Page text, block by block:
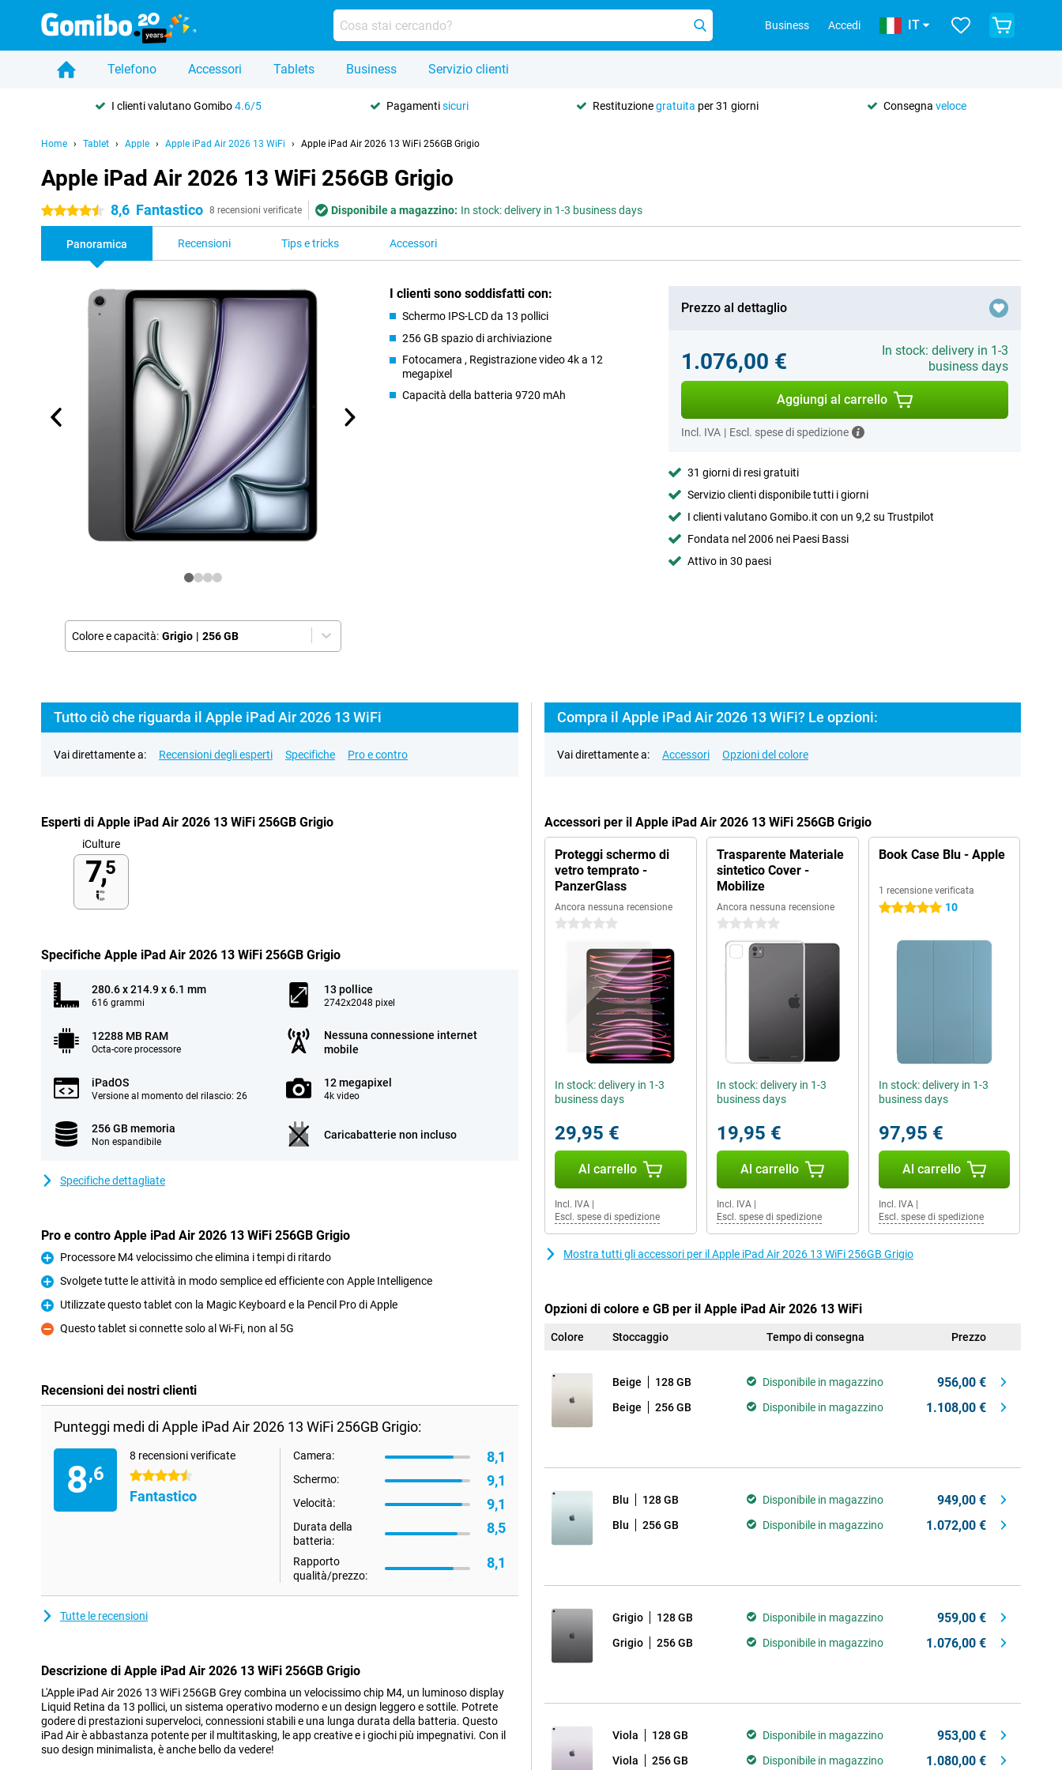
Business Accedi IT
Telefono Accessori Tablets Business Servizio clienti
I clienti valutano Gomibo4.6/5 Pagamentisicuri Restituzionegratuita per 31 giorni Consegnaveloce
Home Tablet Apple Apple iPad Air 2026 13 WiFi Apple iPad Air 2026 13 WiFi 256GB Grigio
Apple iPad Air 2026 13 WiFi 256GB Grigio
4.5 stelle 8,6 Fantastico 8 recensioni verificate Disponibile a magazzino: In stock: delivery in 1-3 business days
Panoramica Recensioni Tips e tricks Accessori
Colore e capacità: Grigio | 256 GB
I clienti sono soddisfatti con:
Schermo IPS-LCD da 13 pollici
256 GB spazio di archiviazione
Fotocamera , Registrazione video 4k a 12
megapixel
Capacità della batteria 9720 mAh
Prezzo al dettaglio
1.076,00 €
In stock: delivery in 1-3
business days
Aggiungi al carrello
Incl. IVA | Escl. spese di spedizione
31 giorni di resi gratuiti
Servizio clienti disponibile tutti i giorni
I clienti valutano Gomibo.it con un 9,2 su Trustpilot
Fondata nel 2006 nei Paesi Bassi
Attivo in 30 paesi
Tutto ciò che riguarda il Apple iPad Air 2026 13 WiFi
Vai direttamente a: Recensioni degli esperti Specifiche Pro e contro
Esperti di Apple iPad Air 2026 13 WiFi 256GB Grigio
iCulture
7,5
Specifiche Apple iPad Air 2026 13 WiFi 256GB Grigio
280.6 x 214.9 x 6.1 mm
616 grammi
13 pollice
2742x2048 pixel
12288 MB RAM
Octa-core processore
Nessuna connessione internet
mobile
iPadOS
Versione al momento del rilascio: 26
12 megapixel
4k video
256 GB memoria
Non espandibile
Caricabatterie non incluso
Specifiche dettagliate
Pro e contro Apple iPad Air 2026 13 WiFi 256GB Grigio
Pro
Processore M4 velocissimo che elimina i tempi di ritardo
Pro
Svolgete tutte le attività in modo semplice ed efficiente con Apple Intelligence
Pro
Utilizzate questo tablet con la Magic Keyboard e la Pencil Pro di Apple
Contro
Questo tablet si connette solo al Wi-Fi, non al 5G
Recensioni dei nostri clienti
Punteggi medi di Apple iPad Air 2026 13 WiFi 256GB Grigio:
8,6
8 recensioni verificate
4.5 stelle
Fantastico
Camera: 8,1
Schermo: 9,1
Velocità: 9,1
Durata della
batteria:
8,5
Rapporto
qualità/prezzo:
8,1
Tutte le recensioni
Descrizione di Apple iPad Air 2026 13 WiFi 256GB Grigio
L'Apple iPad Air 2026 13 WiFi 256GB Grey combina un velocissimo chip M4, un luminoso display
Liquid Retina da 13 pollici, un sistema operativo moderno e un design leggero e sottile. Potrete
godere di prestazioni superveloci, connessioni stabili e una lunga durata della batteria. Questo
iPad Air è abbastanza potente per il multitasking, le app creative e i giochi più impegnativi. Con il
suo design minimalista, è anche bello da vedere!
Compra il Apple iPad Air 2026 13 WiFi? Le opzioni:
Vai direttamente a: Accessori Opzioni del colore
Accessori per il Apple iPad Air 2026 13 WiFi 256GB Grigio
Proteggi schermo di
vetro temprato -
PanzerGlass
Ancora nessuna recensione
0 stelle
In stock: delivery in 1-3
business days
29,95 €
Al carrello
Incl. IVA
Escl. spese di spedizione
Trasparente Materiale
sintetico Cover -
Mobilize
Ancora nessuna recensione
0 stelle
In stock: delivery in 1-3
business days
19,95 €
Al carrello
Incl. IVA|
Escl. spese di spedizione
Book Case Blu - Apple
1 recensione verificata
5 stelle 10
In stock: delivery in 1-3
business days
97,95 €
Al carrello
Incl. IVA|
Escl. spese di spedizione
Mostra tutti gli accessori per il Apple iPad Air 2026 13 WiFi 256GB Grigio
Opzioni di colore e GB per il Apple iPad Air 2026 13 WiFi
Colore Stoccaggio Tempo di consegna Prezzo
Beige 128 GB Disponibile in magazzino 956,00 €
Beige 256 GB Disponibile in magazzino 1.108,00 €
Blu 128 GB Disponibile in magazzino 949,00 €
Blu 256 GB Disponibile in magazzino 1.072,00 €
Grigio 128 GB Disponibile in magazzino 959,00 €
Grigio 256 GB Disponibile in magazzino 1.076,00 €
Viola 128 GB Disponibile in magazzino 953,00 €
Viola 256 GB Disponibile in magazzino 1.080,00 €